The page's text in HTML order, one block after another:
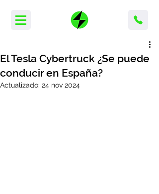
El Tesla Cybertruck ¿Se puede
conducir en España?
Actualizado: 24 nov 2024